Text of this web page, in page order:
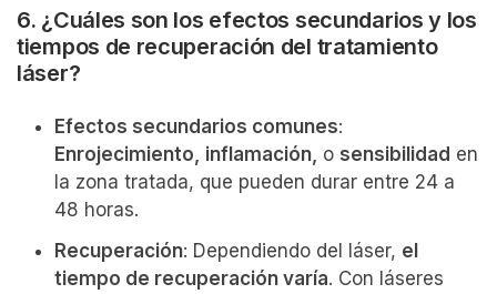
6. ¿Cuáles son los efectos secundarios y los
tiempos de recuperación del tratamiento
láser?
Efectos secundarios comunes:
Enrojecimiento, inflamación, o sensibilidad en
la zona tratada, que pueden durar entre 24 a
48 horas.
Recuperación: Dependiendo del láser, el
tiempo de recuperación varía. Con láseres